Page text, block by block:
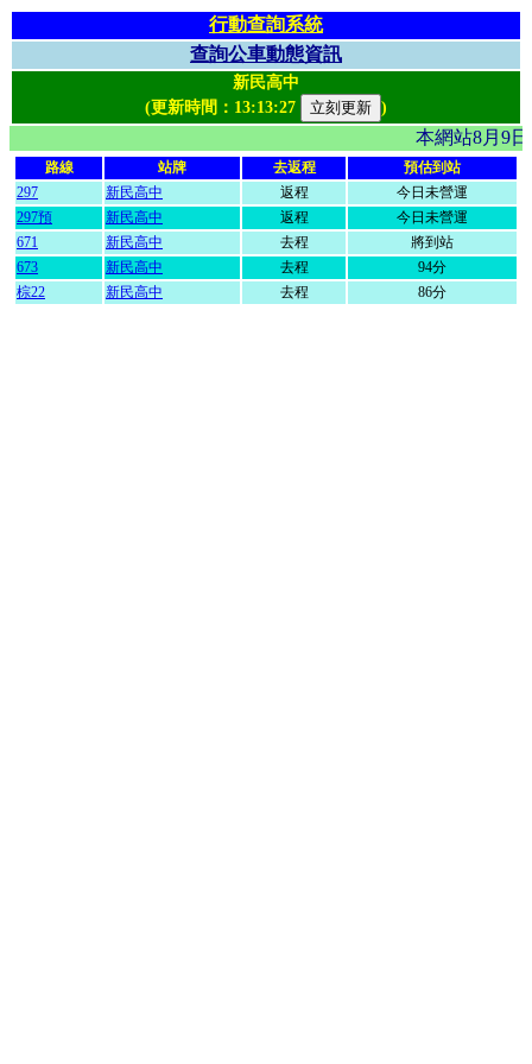
行動查詢系統
查詢公車動態資訊
新民高中
(更新時間： 13:13:27 )
本網站8月9
路線 站牌 去返程
預估到站
297
新民高中 返程
今日未營運
297預
新民高中 返程
今日未營運
671
新民高中 去程
將到站
673
新民高中 去程
94分
棕22
新民高中 去程 86分